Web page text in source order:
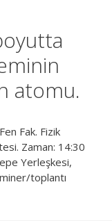
atomu.
Fak. Fizik
Zaman: 14:30
Yerleşkesi,
toplantı